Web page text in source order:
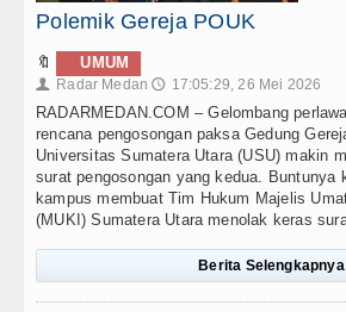
Polemik Gereja POUK
🔖 UMUM
👤 Radar Medan 🕔 17:05:29, 26 Mei 2026
RADARMEDAN.COM – Gelombang
rencana pengosongan paksa Gedung
Universitas Sumatera Utara (USU) makin
surat pengosongan yang kedua. Buntunya
kampus membuat Tim Hukum Majelis
(MUKI) Sumatera Utara menolak keras
Berita Selengkapnya